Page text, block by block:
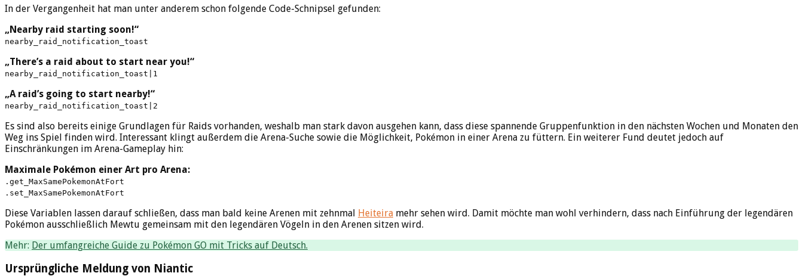
In der Vergangenheit hat man unter anderem schon folgende Code-Schnipsel gefunden:
„Nearby raid starting soon!“
nearby_raid_notification_toast
„There’s a raid about to start near you!“
nearby_raid_notification_toast|1
„A raid’s going to start nearby!“
nearby_raid_notification_toast|2
Es sind also bereits einige Grundlagen für Raids vorhanden, weshalb man stark davon ausgehen kann, dass diese spannende Gruppenfunktion in den nächsten Wochen und Monaten den
Weg ins Spiel finden wird. Interessant klingt außerdem die Arena-Suche sowie die Möglichkeit, Pokémon in einer Arena zu füttern. Ein weiterer Fund deutet jedoch auf
Einschränkungen im Arena-Gameplay hin:
Maximale Pokémon einer Art pro Arena:
.get_MaxSamePokemonAtFort
.set_MaxSamePokemonAtFort
Diese Variablen lassen darauf schließen, dass man bald keine Arenen mit zehnmal Heiteira mehr sehen wird. Damit möchte man wohl verhindern, dass nach Einführung der legendären
Pokémon ausschließlich Mewtu gemeinsam mit den legendären Vögeln in den Arenen sitzen wird.
Mehr: Der umfangreiche Guide zu Pokémon GO mit Tricks auf Deutsch.
Ursprüngliche Meldung von Niantic